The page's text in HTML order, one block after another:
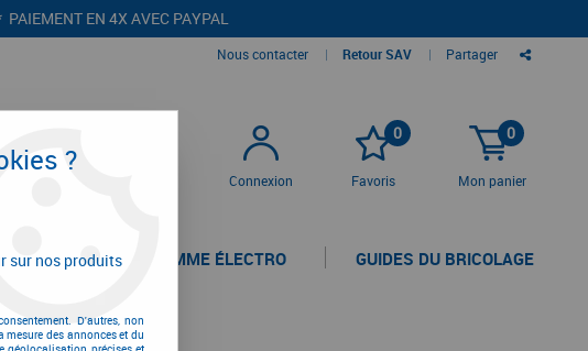
EN 4X AVEC PAYPAL
Nous contacter | Retour SAV | Partager
Connexion
0
Favoris
0
Mon panier
LA GAMME ÉLECTRO GUIDES DU BRICOLAGE
?
sur nos produits
D'autres, non
des annonces et du